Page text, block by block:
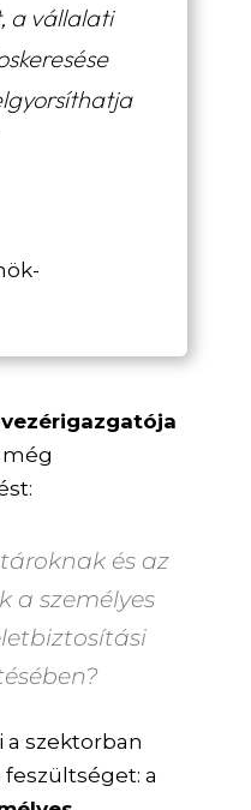
a vállalati
és az
a személyes
a szektorban
a